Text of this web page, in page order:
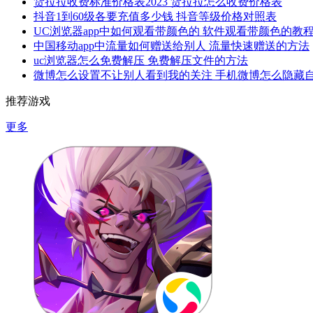
抖音1到60级各要充值多少钱 抖音等级价格对照表
UC浏览器app中如何观看带颜色的 软件观看带颜色的教程
中国移动app中流量如何赠送给别人 流量快速赠送的方法
uc浏览器怎么免费解压 免费解压文件的方法
微博怎么设置不让别人看到我的关注 手机微博怎么隐藏
推荐游戏
更多